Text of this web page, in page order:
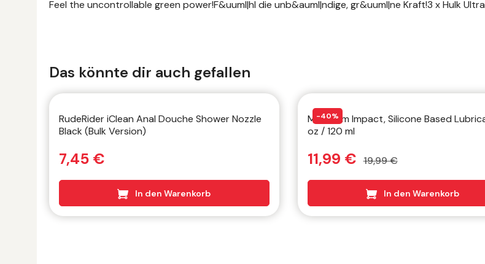
Feel the uncontrollable green power!F&uuml|hl die unb&auml|ndige, gr&uuml|ne Kraft!3 x Hulk
Produktgalerie überspringen
Das könnte dir auch gefallen
RudeRider iClean Anal Douche Shower Nozzle
Black (Bulk Version)
7,45 €
In den Warenkorb
40%
Maximum Impact, Silicone Based
oz / 120 ml
11,99 € 19,99 €
In den Warenkorb